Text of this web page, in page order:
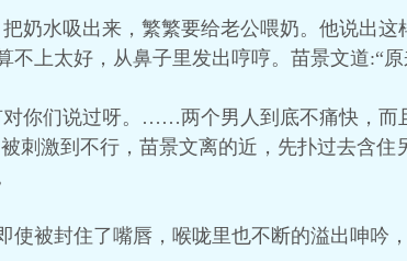
奶水吸出来，繁繁要给老公喂奶。他说出
上太好，从鼻子里发出哼哼。苗景文道:“原
你们说过呀。……两个男人到底不痛快，而
刺激到不行，苗景文离的近，先扑过去含
被封住了嘴唇，喉咙里也不断的溢出呻吟